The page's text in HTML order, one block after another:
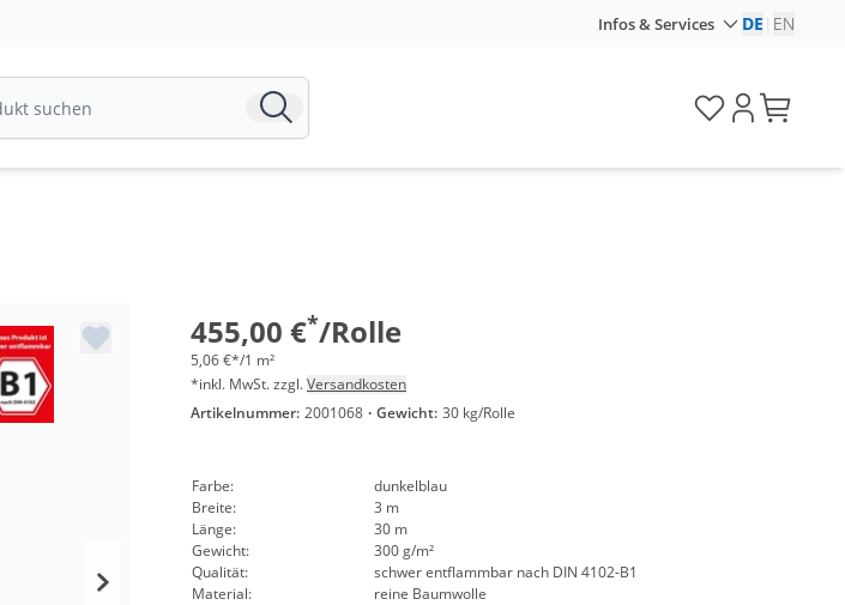
Infos & Services DE EN
455,00 €*/Rolle
5,06 €*/1 m²
*inkl. MwSt. zzgl.Versandkosten
Artikelnummer: 2001068 · Gewicht: 30 kg/Rolle
Farbe:
dunkelblau
Breite:
3 m
Länge:
30 m
Gewicht:
300 g/m²
Qualität:
schwer entflammbar nach DIN 4102-B1
Material:
reine Baumwolle